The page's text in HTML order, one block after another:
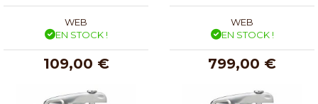
WEB
EN STOCK !
109,00 €
WEB
EN STOCK !
799,00 €